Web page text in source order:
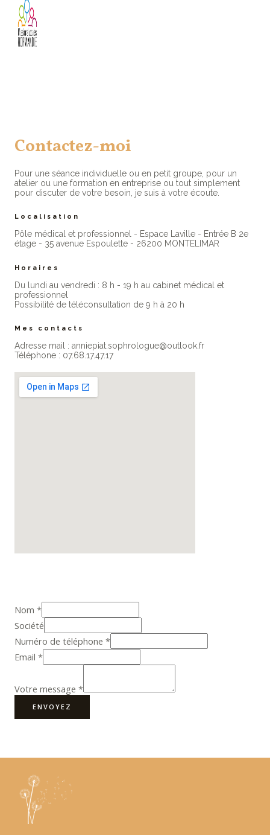
Contactez-moi
Pour une séance individuelle ou en petit groupe, pour un
atelier ou une formation en entreprise ou tout simplement
pour discuter de votre besoin, je suis à votre écoute.
Localisation
Pôle médical et professionnel - Espace Laville - Entrée B 2e
étage - 35 avenue Espoulette - 26200 MONTELIMAR
Horaires
Du lundi au vendredi : 8 h - 19 h au cabinet médical et
professionne​l
Possibilité de téléconsultation de 9 h à 20 h
Mes contacts
Adresse mail : anniepiat.sophrologue@outlook.fr
Téléphone : 07.68.17.47.17
Nom *
Société
Numéro de téléphone *
Email *
Votre message *
ENVOYEZ